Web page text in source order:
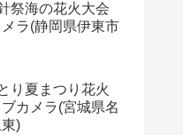
祭海の花火大会
ラ(静岡県伊東市
り夏まつり花火
カメラ(宮城県名
)